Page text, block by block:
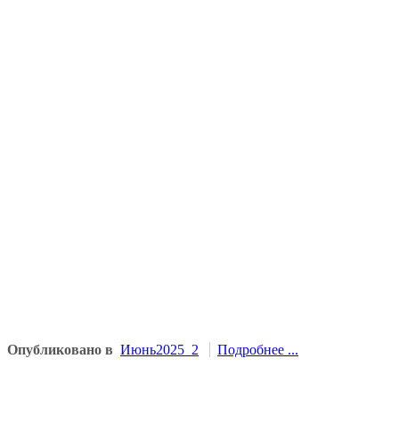
Опубликовано в Июнь2025_2 Подробнее ...